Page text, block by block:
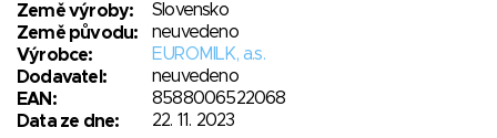
Země výroby:
Slovensko
Země původu:
neuvedeno
Výrobce:
EUROMILK, a.s.
Dodavatel:
neuvedeno
EAN:
8588006522068
Data ze dne:
22. 11. 2023